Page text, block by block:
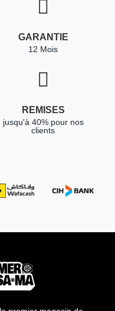
GARANTIE
12 Mois
REMISES
jusqu'à 40% pour nos
clients